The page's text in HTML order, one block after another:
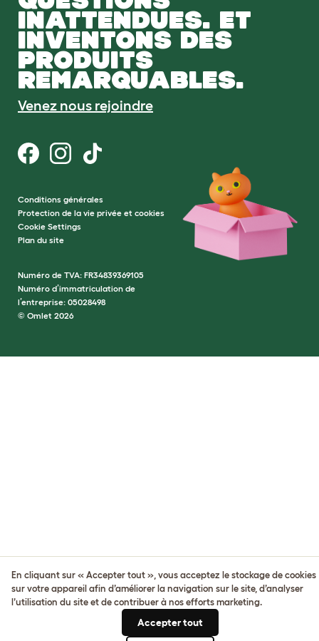
INATTENDUES. ET
INVENTONS DES
PRODUITS
REMARQUABLES.
Venez nous rejoindre
Conditions générales
Protection de la vie privée et cookies
Cookie Settings
Plan du site
Numéro de TVA: FR34839369105
Numéro d’immatriculation de
l’entreprise: 05028498
© Omlet 2026
En cliquant sur « Accepter tout », vous acceptez le stockage de cookies
sur votre appareil afin d’améliorer la navigation sur le site, d’analyser
l’utilisation du site et de contribuer à nos efforts marketing.
Accepter tout